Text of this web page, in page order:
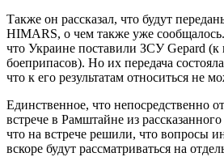
Также он рассказал, что будут
HIMARS, о чем также уже
что Украине поставили ЗСУ Gepard (к
боеприпасов). Но их передача
что к его результатам относиться не
Единственное, что непосредственно
встрече в Рамштайне из
что на встрече решили, что вопросы
вскоре будут рассматриваться на